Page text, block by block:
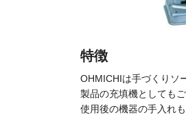
特徴
OHMICHIは手づくりソ
製品の充填機としてもご
使用後の機器の手入れ